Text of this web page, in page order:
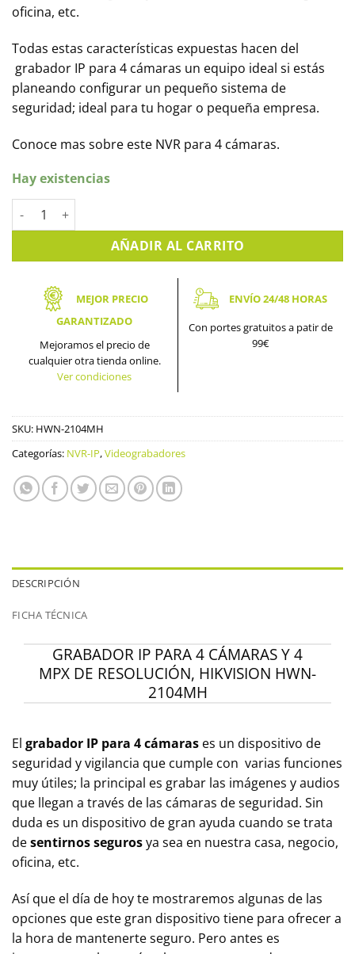
oficina, etc.
Todas estas características expuestas hacen del
grabador IP para 4 cámaras un equipo ideal si estás
planeando configurar un pequeño sistema de
seguridad; ideal para tu hogar o pequeña empresa.
Conoce mas sobre este NVR para 4 cámaras.
Hay existencias
Grabador IP para 4 cámaras y 4 mpx de resolución, Hikvision
AÑADIR AL CARRITO
MEJOR PRECIO
GARANTIZADO
Mejoramos el precio de
cualquier otra tienda online.
Ver condiciones
ENVÍO 24/48 HORAS
Con portes gratuitos a patir de
99€
SKU: HWN-2104MH
Categorías: NVR-IP,Videograbadores
DESCRIPCIÓN
FICHA TÉCNICA
GRABADOR IP PARA 4 CÁMARAS Y 4
MPX DE RESOLUCIÓN, HIKVISION HWN-
2104MH
El grabador IP para 4 cámaras es un dispositivo de
seguridad y vigilancia que cumple con varias funciones
muy útiles; la principal es grabar las imágenes y audios
que llegan a través de las cámaras de seguridad. Sin
duda es un dispositivo de gran ayuda cuando se trata
desentirnos segurosya sea en nuestra casa, negocio,
oficina, etc.
Así que el día de hoy te mostraremos algunas de las
opciones que este gran dispositivo tiene para ofrecer a
la hora de mantenerte seguro. Pero antes es